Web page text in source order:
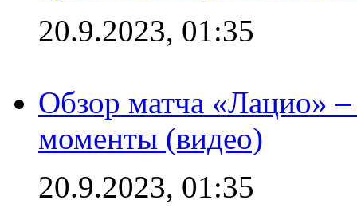
20.9.2023, 01:35
Обзор матча «Лацио»
моменты (видео)
20.9.2023, 01:35